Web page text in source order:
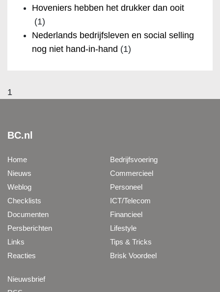
Hoveniers hebben het drukker dan ooit
(1)
Nederlands bedrijfsleven en social selling
nog niet hand-in-hand (1)
1
BC.nl
Home
Nieuws
Weblog
Checklists
Documenten
Persberichten
Links
Reacties
Bedrijfsvoering
Commercieel
Personeel
ICT/Telecom
Financieel
Lifestyle
Tips & Tricks
Brisk Voordeel
Nieuwsbrief